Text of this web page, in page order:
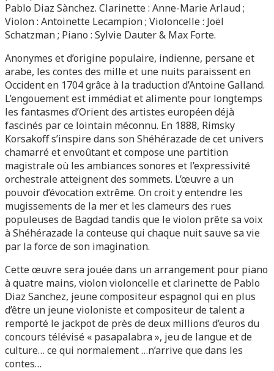
Pablo Diaz Sànchez. Clarinette : Anne-Marie Arlaud ;
Violon : Antoinette Lecampion ; Violoncelle : Joël
Schatzman ; Piano : Sylvie Dauter & Max Forte.
Anonymes et d’origine populaire, indienne, persane et
arabe, les contes des mille et une nuits paraissent en
Occident en 1704 grâce à la traduction d’Antoine Galland.
L’engouement est immédiat et alimente pour longtemps
les fantasmes d’Orient des artistes européen déjà
fascinés par ce lointain méconnu. En 1888, Rimsky
Korsakoff s’inspire dans son Shéhérazade de cet univers
chamarré et envoûtant et compose une partition
magistrale où les ambiances sonores et l’expressivité
orchestrale atteignent des sommets. L’œuvre a un
pouvoir d’évocation extrême. On croit y entendre les
mugissements de la mer et les clameurs des rues
populeuses de Bagdad tandis que le violon prête sa voix
à Shéhérazade la conteuse qui chaque nuit sauve sa vie
par la force de son imagination.
Cette œuvre sera jouée dans un arrangement pour piano
à quatre mains, violon violoncelle et clarinette de Pablo
Diaz Sanchez, jeune compositeur espagnol qui en plus
d’être un jeune violoniste et compositeur de talent a
remporté le jackpot de près de deux millions d’euros du
concours télévisé « pasapalabra », jeu de langue et de
culture… ce qui normalement …n’arrive que dans les
contes…